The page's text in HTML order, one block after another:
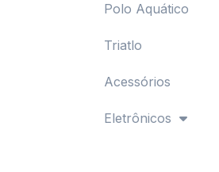
Polo Aquático
Triatlo
Acessórios
Eletrônicos